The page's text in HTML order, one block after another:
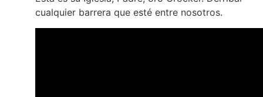
cualquier barrera que esté entre nosotros.